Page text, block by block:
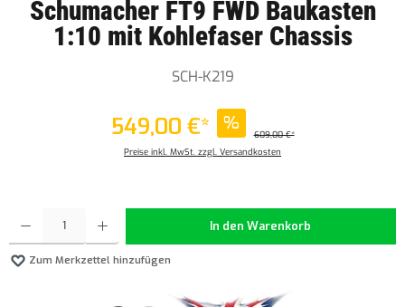
Schumacher FT9 FWD Baukasten
1:10 mit Kohlefaser Chassis
SCH-K219
549,00 €* %
609,00 €*
Preise inkl. MwSt. zzgl. Versandkosten
In den Warenkorb
Zum Merkzettel hinzufügen